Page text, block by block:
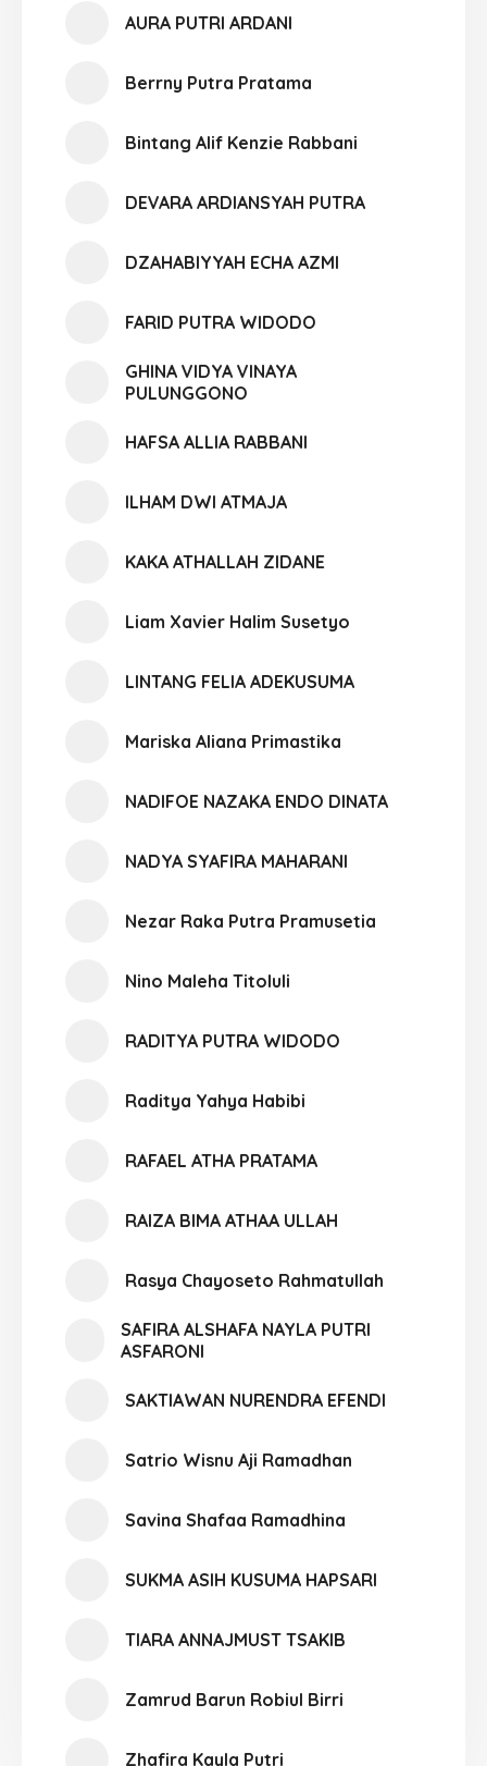
AURA PUTRI ARDANI
Berrny Putra Pratama
Bintang Alif Kenzie Rabbani
DEVARA ARDIANSYAH PUTRA
DZAHABIYYAH ECHA AZMI
FARID PUTRA WIDODO
GHINA VIDYA VINAYA
PULUNGGONO
HAFSA ALLIA RABBANI
ILHAM DWI ATMAJA
KAKA ATHALLAH ZIDANE
Liam Xavier Halim Susetyo
LINTANG FELIA ADEKUSUMA
Mariska Aliana Primastika
NADIFOE NAZAKA ENDO DINATA
NADYA SYAFIRA MAHARANI
Nezar Raka Putra Pramusetia
Nino Maleha Titoluli
RADITYA PUTRA WIDODO
Raditya Yahya Habibi
RAFAEL ATHA PRATAMA
RAIZA BIMA ATHAA ULLAH
Rasya Chayoseto Rahmatullah
SAFIRA ALSHAFA NAYLA PUTRI
ASFARONI
SAKTIAWAN NURENDRA EFENDI
Satrio Wisnu Aji Ramadhan
Savina Shafaa Ramadhina
SUKMA ASIH KUSUMA HAPSARI
TIARA ANNAJMUST TSAKIB
Zamrud Barun Robiul Birri
Zhafira Kayla Putri